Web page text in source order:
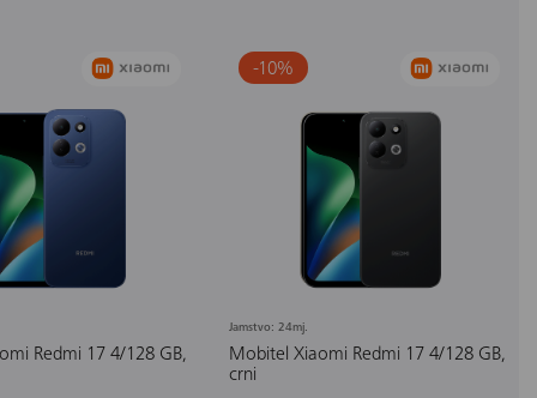
Redmi 17 4/128 GB,
-10%
Jamstvo: 24mj.
Mobitel Xiaomi Redmi 17 4/128 GB,
crni